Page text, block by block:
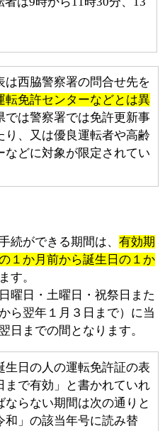
西脇警察署の問合せ先を
転免許センターなどとは異
では警察署では免許更新事
、又は優良運転者や高齢
どに対象が限定されてい
続ができる期間は、 有効期
１か月前から誕生日の１か
す。
曜日・土曜日・祝祭日また
ら翌年１月３日まで）に当
日までの間となります。
生日の人の運転免許証の表
で有効」と書かれていれ
らない期間は次の通りと
和」の該当年号に読み替